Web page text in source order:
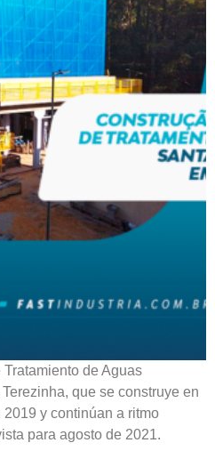
de Aguas
que se construye en
y continúan a ritmo
para agosto de 2021.